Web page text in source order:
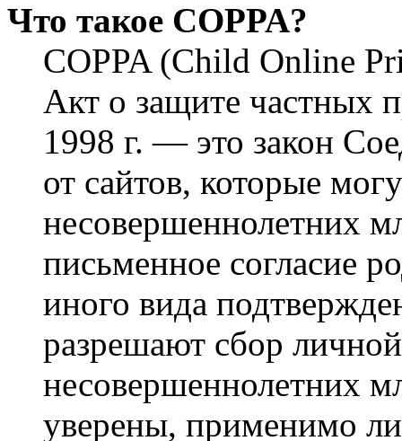
Что такое COPPA?
COPPA (Child Online
Акт о защите частных
1998 г. — это закон
от сайтов, которые
несовершеннолетних
письменное согласие
иного вида
разрешают сбор
несовершеннолетних
уверены, применимо